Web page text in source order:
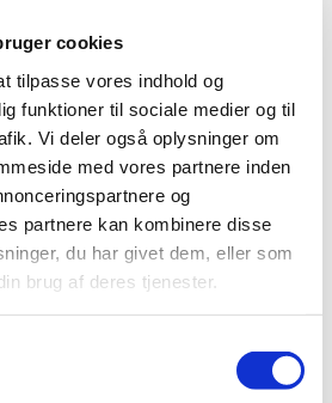
cookies
tilpasse vores indhold og
funktioner til sociale medier og til
Vi deler også oplysninger om
med vores partnere inden
og
partnere kan kombinere disse
du har givet dem, eller som
brug af deres tjenester.